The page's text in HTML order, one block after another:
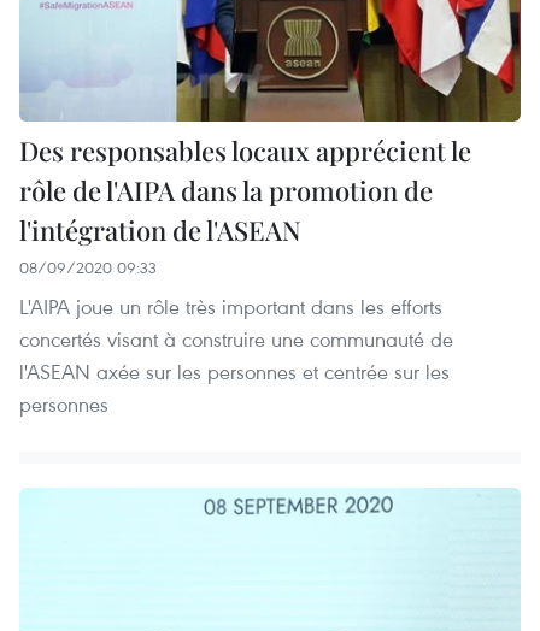
Des responsables locaux apprécient le
rôle de l'AIPA dans la promotion de
l'intégration de l'ASEAN
08/09/2020 09:33
L'AIPA joue un rôle très important dans les efforts
concertés visant à construire une communauté de
l'ASEAN axée sur les personnes et centrée sur les
personnes